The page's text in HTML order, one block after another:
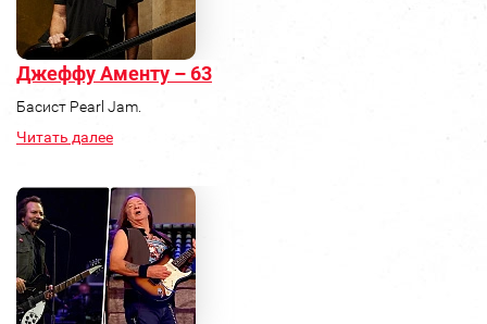
Джеффу Аменту – 63
Басист Pearl Jam.
Читать далее